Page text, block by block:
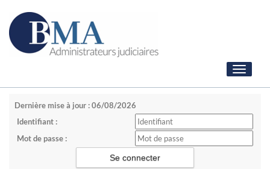
Toggle
Dernière mise à jour : 06/08/2026
Identifiant :
Mot de passe :